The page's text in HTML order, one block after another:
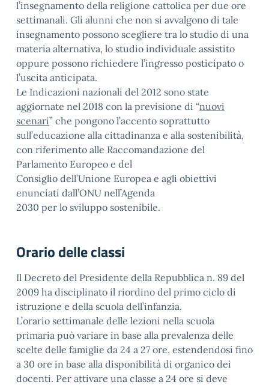
l’insegnamento della religione cattolica per due ore
settimanali. Gli alunni che non si avvalgono di tale
insegnamento possono scegliere tra lo studio di una
materia alternativa, lo studio individuale assistito
oppure possono richiedere l’ingresso posticipato o
l’uscita anticipata.
Le Indicazioni nazionali del 2012 sono state
aggiornate nel 2018 con la previsione di “nuovi
scenari” che pongono l’accento soprattutto
sull’educazione alla cittadinanza e alla sostenibilità,
con riferimento alle Raccomandazione del
Parlamento Europeo e del
Consiglio dell’Unione Europea e agli obiettivi
enunciati dall’ONU nell’Agenda
2030 per lo sviluppo sostenibile.
Orario delle classi
Il Decreto del Presidente della Repubblica n. 89 del
2009 ha disciplinato il riordino del primo ciclo di
istruzione e della scuola dell’infanzia.
L’orario settimanale delle lezioni nella scuola
primaria può variare in base alla prevalenza delle
scelte delle famiglie da 24 a 27 ore, estendendosi fino
a 30 ore in base alla disponibilità di organico dei
docenti. Per attivare una classe a 24 ore si deve